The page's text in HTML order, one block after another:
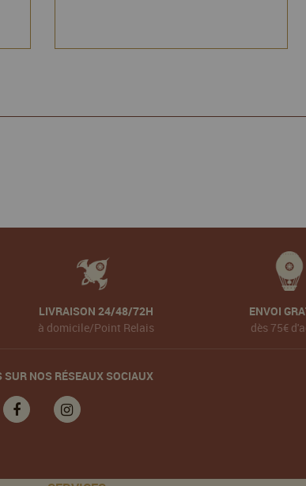
LIVRAISON 24/48/72H
à domicile/Point Relais
ENVOI
dès 75€
SUR NOS RÉSEAUX SOCIAUX